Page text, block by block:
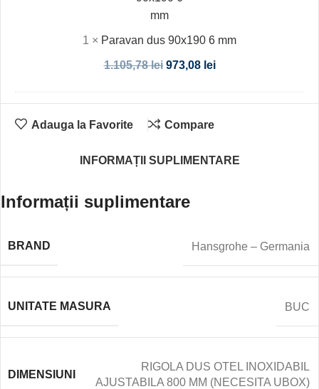
1 × Paravan dus 90x190 6 mm
1.105,78lei 973,08 lei
Adauga la Favorite Compare
INFORMAȚII SUPLIMENTARE
Informații suplimentare
BRAND Hansgrohe – Germania
UNITATE MASURA BUC
DIMENSIUNI
RIGOLA DUS OTEL INOXIDABIL
AJUSTABILA 800 MM (NECESITA UBOX)